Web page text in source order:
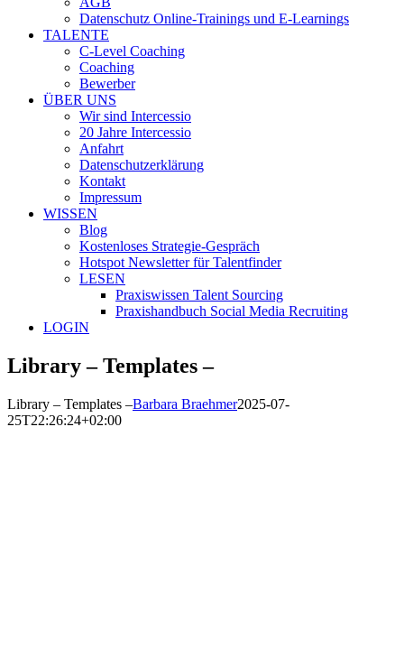
Datenschutz Online-Trainings und E-Learnings
TALENTE
C-Level Coaching
Coaching
Bewerber
ÜBER UNS
Wir sind Intercessio
20 Jahre Intercessio
Anfahrt
Datenschutzerklärung
Kontakt
Impressum
WISSEN
Blog
Kostenloses Strategie-Gespräch
Hotspot Newsletter für Talentfinder
LESEN
Praxiswissen Talent Sourcing
Praxishandbuch Social Media Recruiting
LOGIN
Library – Templates –
Library – Templates –Barbara Braehmer2025-07-
25T22:26:24+02:00